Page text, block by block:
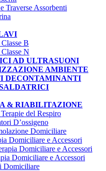
Traverse Assorbenti
B
N
AD ULTRASUONI
AMBIENTE
DECONTAMINANTI
& RIABILITAZIONE
del Respiro
D’ossigeno
Domiciliare
Domiciliare e Accessori
Domiciliare e Accessori
Domiciliare e Accessori
Domiciliare